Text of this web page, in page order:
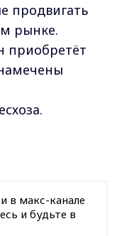
продвигать
рынке.
приобретёт
в макс-канале
и будьте в